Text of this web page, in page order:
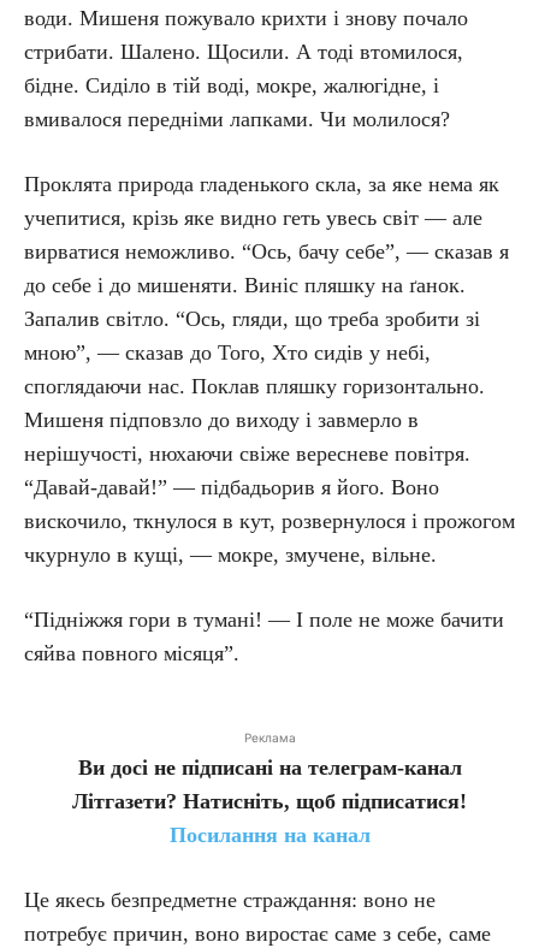
води. Мишеня пожувало крихти і знову почало
стрибати. Шалено. Щосили. А тоді втомилося,
бідне. Сиділо в тій воді, мокре, жалюгідне, і
вмивалося передніми лапками. Чи молилося?
Проклята природа гладенького скла, за яке нема як
учепитися, крізь яке видно геть увесь світ — але
вирватися неможливо. “Ось, бачу себе”, — сказав я
до себе і до мишеняти. Виніс пляшку на ґанок.
Запалив світло. “Ось, гляди, що треба зробити зі
мною”, — сказав до Того, Хто сидів у небі,
споглядаючи нас. Поклав пляшку горизонтально.
Мишеня підповзло до виходу і завмерло в
нерішучості, нюхаючи свіже вересневе повітря.
“Давай-давай!” — підбадьорив я його. Воно
вискочило, ткнулося в кут, розвернулося і прожогом
чкурнуло в кущі, — мокре, змучене, вільне.
“Підніжжя гори в тумані! — І поле не може бачити
сяйва повного місяця”.
Реклама
Ви досі не підписані на телеграм-канал
Літгазети? Натисніть, щоб підписатися!
Посилання на канал
Це якесь безпредметне страждання: воно не
потребує причин, воно виростає саме з себе, саме